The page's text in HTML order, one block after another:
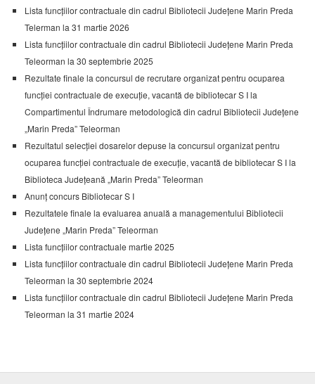
Lista funcțiilor contractuale din cadrul Bibliotecii Județene Marin Preda
Telerman la 31 martie 2026
Lista funcțiilor contractuale din cadrul Bibliotecii Județene Marin Preda
Teleorman la 30 septembrie 2025
Rezultate finale la concursul de recrutare organizat pentru ocuparea
funcției contractuale de execuție, vacantă de bibliotecar S I la
Compartimentul Îndrumare metodologică din cadrul Bibliotecii Județene
„Marin Preda” Teleorman
Rezultatul selecției dosarelor depuse la concursul organizat pentru
ocuparea funcției contractuale de execuție, vacantă de bibliotecar S I la
Biblioteca Județeană „Marin Preda” Teleorman
Anunț concurs Bibliotecar S I
Rezultatele finale la evaluarea anuală a managementului Bibliotecii
Județene „Marin Preda” Teleorman
Lista funcțiilor contractuale martie 2025
Lista funcțiilor contractuale din cadrul Bibliotecii Județene Marin Preda
Teleorman la 30 septembrie 2024
Lista funcțiilor contractuale din cadrul Bibliotecii Județene Marin Preda
Teleorman la 31 martie 2024